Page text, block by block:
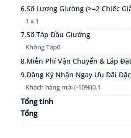
6.Số Lượng Giường (>=2 Chiếc
1 x 1
7.Số Táp Đầu Giường
Không Táp0
8.Miễn Phí Vận Chuyển & Lắp Đặt
9.Đăng Ký Nhận Ngay Ưu Đãi
Khách hàng mới (-10%)0.1
Tổng tính
Tổng